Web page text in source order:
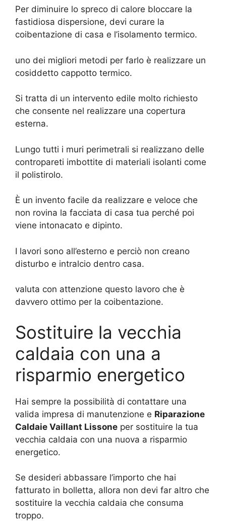
Per diminuire lo spreco di calore bloccare la
fastidiosa dispersione, devi curare la
coibentazione di casa e l’isolamento termico.
uno dei migliori metodi per farlo è realizzare un
cosiddetto cappotto termico.
Si tratta di un intervento edile molto richiesto
che consente nel realizzare una copertura
esterna.
Lungo tutti i muri perimetrali si realizzano delle
contropareti imbottite di materiali isolanti come
il polistirolo.
È un invento facile da realizzare e veloce che
non rovina la facciata di casa tua perché poi
viene intonacato e dipinto.
I lavori sono all’esterno e perciò non creano
disturbo e intralcio dentro casa.
valuta con attenzione questo lavoro che è
davvero ottimo per la coibentazione.
Sostituire la vecchia
caldaia con una a
risparmio energetico
Hai sempre la possibilità di contattare una
valida impresa di manutenzione e Riparazione
Caldaie Vaillant Lissone per sostituire la tua
vecchia caldaia con una nuova a risparmio
energetico.
Se desideri abbassare l’importo che hai
fatturato in bolletta, allora non devi far altro che
sostituire la vecchia caldaia che consuma
troppo.